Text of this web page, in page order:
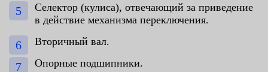
Селектор (кулиса), отвечающий за приведение
в действие механизма переключения.
Вторичный вал.
Опорные подшипники.